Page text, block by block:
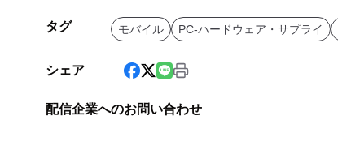
タグ モバイル PC-ハードウェア・サプライ
シェア
配信企業へのお問い合わせ